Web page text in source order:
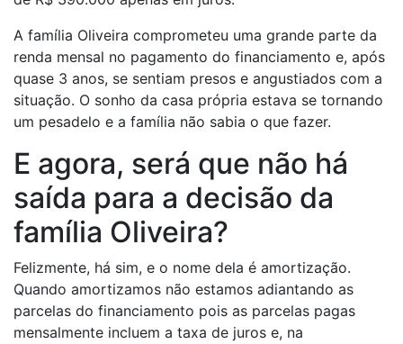
A família Oliveira comprometeu uma grande parte da
renda mensal no pagamento do financiamento e, após
quase 3 anos, se sentiam presos e angustiados com a
situação. O sonho da casa própria estava se tornando
um pesadelo e a família não sabia o que fazer.
E agora, será que não há
saída para a decisão da
família Oliveira?
Felizmente, há sim, e o nome dela é amortização.
Quando amortizamos não estamos adiantando as
parcelas do financiamento pois as parcelas pagas
mensalmente incluem a taxa de juros e, na